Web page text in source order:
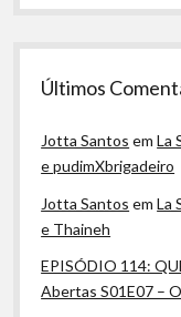
Últimos
Jotta Santos emLa
e pudimXbrigadeiro
Jotta Santos emLa
e Thaineh
EPISÓDIO 114:
Abertas S01E07 –